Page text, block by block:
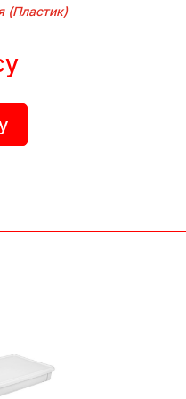
(Пластик)